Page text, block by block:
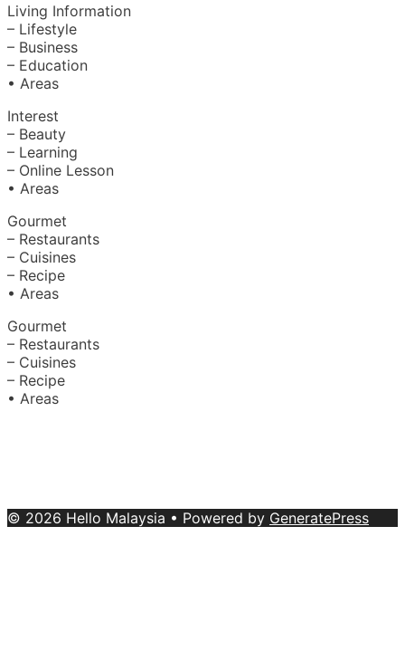
Living Information
– Lifestyle
– Business
– Education
• Areas
Interest
– Beauty
– Learning
– Online Lesson
• Areas
Gourmet
– Restaurants
– Cuisines
– Recipe
• Areas
Gourmet
– Restaurants
– Cuisines
– Recipe
• Areas
© 2026 Hello Malaysia • Powered by GeneratePress